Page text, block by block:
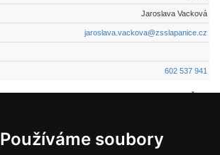
Používáme soubory
Jaroslava Vacková
jaroslava.vackova@zsslapanice.cz
602 537 941
eva.zezulova@zsslapanice.cz